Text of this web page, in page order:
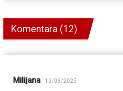
Komentara (12)
Milijana 19/03/2025